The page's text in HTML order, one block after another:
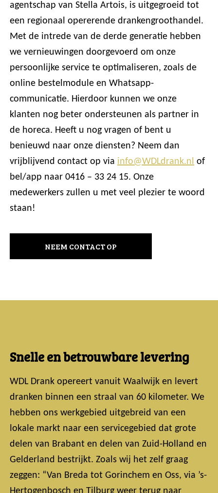
agentschap van Stella Artois, is uitgegroeid tot
een regionaal opererende drankengroothandel.
Met de intrede van de derde generatie hebben
we vernieuwingen doorgevoerd om onze
persoonlijke service te optimaliseren, zoals de
online bestelmodule en Whatsapp-
communicatie. Hierdoor kunnen we onze
klanten nog beter ondersteunen als partner in
de horeca. Heeft u nog vragen of bent u
benieuwd naar onze diensten? Neem dan
vrijblijvend contact op via info@WDLdrank.nl of
bel/app naar 0416 – 33 24 15. Onze
medewerkers zullen u met veel plezier te woord
staan!
NEEM CONTACT OP
Snelle en betrouwbare levering
WDL Drank opereert vanuit Waalwijk en levert
dranken binnen een straal van 60 kilometer. We
hebben ons werkgebied uitgebreid van een
lokale markt naar een servicegebied dat grote
delen van Brabant en delen van Zuid-Holland en
Gelderland bestrijkt. Zoals wij het zelf graag
zeggen: “Van Breda tot Gorinchem en Oss, via ’s-